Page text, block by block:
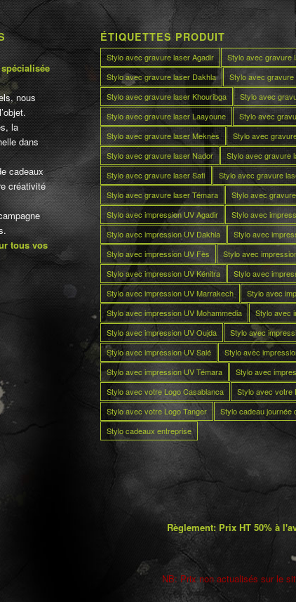
nous
la
dans
cadeaux
créativité
tous vos
ÉTIQUETTES PRODUIT
Stylo avec gravure laser Agadir
Stylo avec gravure
Stylo avec gravure laser Dakhla
Stylo avec
Stylo avec gravure laser Khouribga
Stylo avec
Stylo avec gravure laser Laayoune
Stylo avec
Stylo avec gravure laser Meknès
Stylo avec
Stylo avec gravure laser Nador
Stylo avec gravure
Stylo avec gravure laser Safi
Stylo avec gravure
Stylo avec gravure laser Témara
Stylo avec
Stylo avec impression UV Agadir
Stylo avec
Stylo avec impression UV Dakhla
Stylo avec
Stylo avec impression UV Fès
Stylo avec
Stylo avec impression UV Kénitra
Stylo avec
Stylo avec impression UV Marrakech
Stylo avec
Stylo avec impression UV Mohammedia
Stylo avec
Stylo avec impression UV Oujda
Stylo avec
Stylo avec impression UV Salé
Stylo avec
Stylo avec impression UV Témara
Stylo avec
Stylo avec votre Logo Casablanca
Stylo avec votre
Stylo avec votre Logo Tanger
Stylo cadeau journée
Stylo cadeaux entreprise
Règlement: Prix HT 50% à
NB: Prix non actualisés sur le